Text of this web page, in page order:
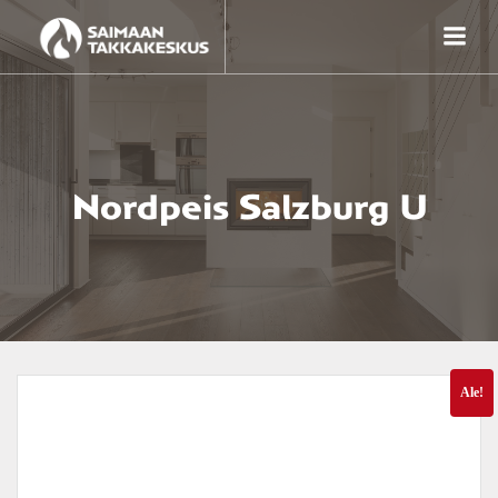
to
content
Nordpeis Salzburg U
Ale!